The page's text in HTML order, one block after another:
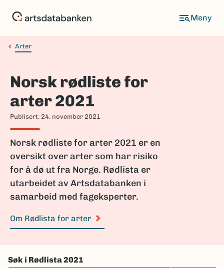
Meny
Navigasjonssti
Arter
Norsk rødliste for
arter 2021
Publisert: 24. november 2021
Norsk rødliste for arter 2021 er en
oversikt over arter som har risiko
for å dø ut fra Norge. Rødlista er
utarbeidet av Artsdatabanken i
samarbeid med fageksperter.
Om Rødlista for arter
Søk i Rødlista 2021